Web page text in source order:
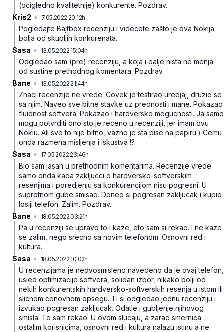
(ocigledno kvalitetnije) konkurente. Pozdrav.
Kris2 • 7.05.2022 20:12h
Pogledajte Bajtbox recenziju i videcete zašto je ova Nokija
bolja od skupljih konkurenata.
Sasa • 13.05.2022 15:04h
Odgledao sam (pre) recenziju, a koja i dalje nista ne menja
od sustine prethodnog komentara. Pozdrav.
Bane • 13.05.2022 21:44h
Znaci recenzije ne vrede. Covek je testirao uredjaj, druzio se
sa njim. Naveo sve bitne stavke uz prednosti i mane. Pokazao
fluidnost softvera. Pokazao i hardverske mogucnosti. Ja samo
mogu potvrditi ono sto je receno u recenziji, jer imam ovu
Nokiu. Ali sve to nije bitno, vazno je sta pise na papiru:) Cemu
onda razmena misljenja i iskustva !?
Sasa • 17.05.2022 23:46h
Bio sam jasan u prethodnim komentarima. Recenzije vrede
samo onda kada zakljucci o hardversko-softverskim
resenjima i poredjenju sa konkurencijom nisu pogresni. U
suprotnom gube smisao. Doneo si pogresan zakljucak i kupio
losiji telefon. Zalim. Pozdrav.
Bane • 18.05.2022 03:21h
Pa u recenziji se upravo to i kaze, eto sam si rekao. I ne kaze
se zalim, nego srecno sa novim telefonom. Osnovni red i
kultura.
Sasa • 18.05.2022 10:02h
U recenzijama je nedvosmisleno navedeno da je ovaj telefon,
usled optimizacije softvera, solidan izbor, nikako bolji od
nekih konkurentskih hardversko-softverskih resenja u istom ili
slicnom cenovnom opsegu. Ti si odgledao jednu recenziju i
izvukao pogresan zakljucak. Odatle i gubljenje njihovog
smisla. To sam rekao. U ovom slucaju, a zarad smernica
ostalim korisnicima, osnovni red i kultura nalazu istinu a ne